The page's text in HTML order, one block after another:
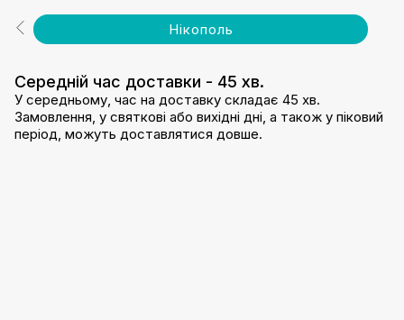
Нікополь
Середній час доставки - 45 хв.
У середньому, час на доставку складає 45 хв.
Замовлення, у святкові або вихідні дні, а також у піковий
період, можуть доставлятися довше.